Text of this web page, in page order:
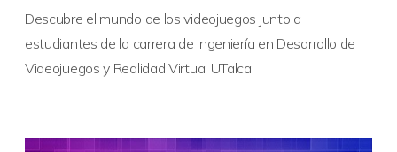
Descubre el mundo de los videojuegos junto a
estudiantes de la carrera de Ingeniería en Desarrollo de
Videojuegos y Realidad Virtual UTalca.